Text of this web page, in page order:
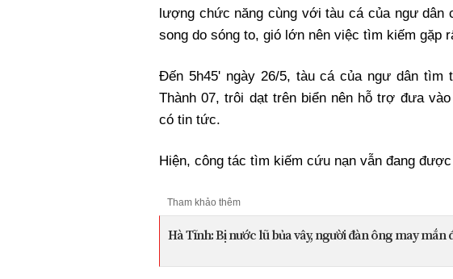
lượng chức năng cùng với tàu cá của ngư dân
song do sóng to, gió lớn nên việc tìm kiếm gặp
Đến 5h45' ngày 26/5, tàu cá của ngư dân tìm
Thành 07, trôi dạt trên biển nên hỗ trợ đưa
có tin tức.
Hiện, công tác tìm kiếm cứu nạn vẫn đang
Tham khảo thêm
Hà Tĩnh: Bị nước lũ bủa vây, người đàn ông may mắn